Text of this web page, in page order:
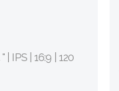
| IPS | 16:9 | 120